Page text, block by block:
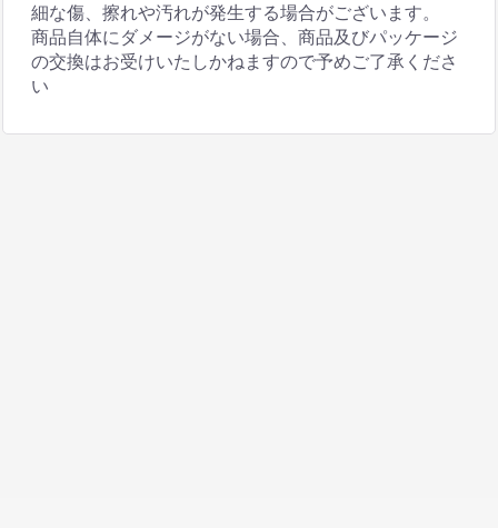
細な傷、擦れや汚れが発生する場合がございます。
商品自体にダメージがない場合、商品及びパッケージ
の交換はお受けいたしかねますので予めご了承くださ
い